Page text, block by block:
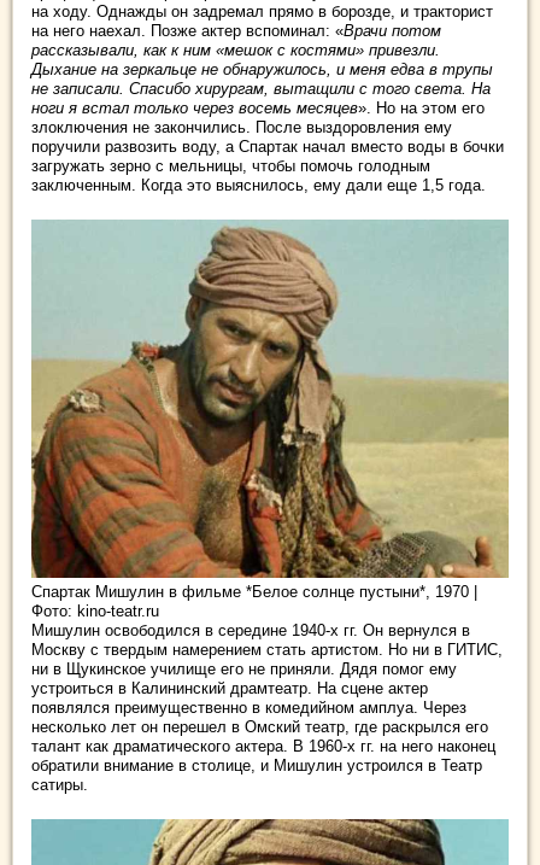
на ходу. Однажды он задремал прямо в борозде, и тракторист
на него наехал. Позже актер вспоминал: «Врачи потом
рассказывали, как к ним «мешок с костями» привезли.
Дыхание на зеркальце не обнаружилось, и меня едва в трупы
не записали. Спасибо хирургам, вытащили с того света. На
ноги я встал только через восемь месяцев». Но на этом его
злоключения не закончились. После выздоровления ему
поручили развозить воду, а Спартак начал вместо воды в бочки
загружать зерно с мельницы, чтобы помочь голодным
заключенным. Когда это выяснилось, ему дали еще 1,5 года.
Спартак Мишулин в фильме *Белое солнце пустыни*, 1970 |
Фото: kino-teatr.ru
Мишулин освободился в середине 1940-х гг. Он вернулся в
Москву с твердым намерением стать артистом. Но ни в ГИТИС,
ни в Щукинское училище его не приняли. Дядя помог ему
устроиться в Калининский драмтеатр. На сцене актер
появлялся преимущественно в комедийном амплуа. Через
несколько лет он перешел в Омский театр, где раскрылся его
талант как драматического актера. В 1960-х гг. на него наконец
обратили внимание в столице, и Мишулин устроился в Театр
сатиры.